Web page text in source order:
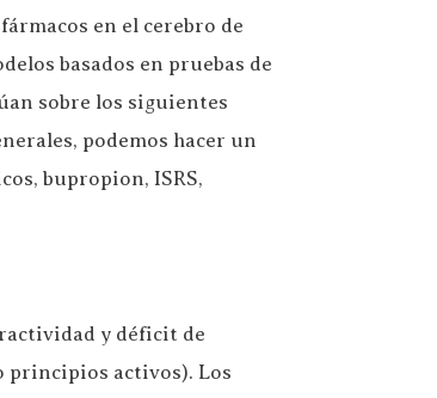
en el cerebro de
basados en pruebas de
sobre los siguientes
podemos hacer un
bupropion, ISRS,
y déficit de
principios activos). Los